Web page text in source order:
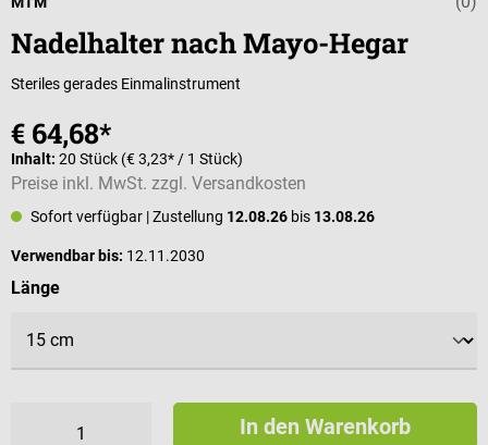
Nadelhalter nach Mayo-Hegar
Steriles gerades Einmalinstrument
€ 64,68*
Inhalt: 20 Stück (€ 3,23* / 1 Stück)
Preise inkl. MwSt. zzgl. Versandkosten
Sofort verfügbar | Zustellung 12.08.26 bis 13.08.26
Verwendbar bis: 12.11.2030
Längeauswählen
In den Warenkorb